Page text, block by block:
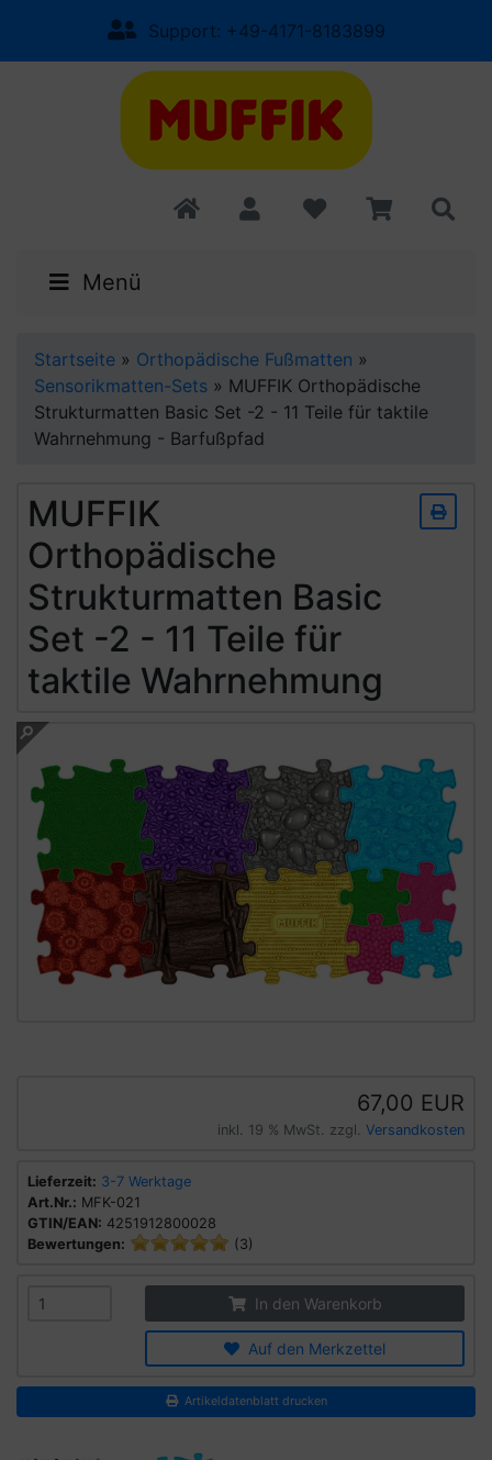
Support: +49-4171-8183899
Menü
Startseite » Orthopädische Fußmatten »
Sensorikmatten-Sets » MUFFIK Orthopädische
Strukturmatten Basic Set -2 - 11 Teile für taktile
Wahrnehmung - Barfußpfad
MUFFIK
Orthopädische
Strukturmatten Basic
Set -2 - 11 Teile für
taktile Wahrnehmung
67,00 EUR
inkl. 19 % MwSt. zzgl. Versandkosten
Lieferzeit: 3-7 Werktage
Art.Nr.: MFK-021
GTIN/EAN: 4251912800028
Bewertungen:
(3)
In den Warenkorb
Auf den Merkzettel
Artikeldatenblatt drucken